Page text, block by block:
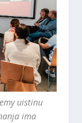
uistinu
ima